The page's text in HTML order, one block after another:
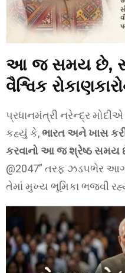
આ જ સમય છે,
વૈશ્વિક
પ્રધાનમંત્રી નરેન્દ્ર
કહ્યું કે,ભારત અને ખાસ
કરવાનો આ જ શ્રેષ્ઠ સમય
@2047” તરફ ઝડપભેર
તેમાં મુખ્ય ભૂમિકા ભજવી